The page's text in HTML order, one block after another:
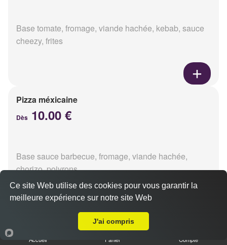
Base tomate, fromage, viande hachée, kebab, sauce
cheezy, frites
Pizza méxicaine
Dès 10.00 €
Base sauce barbecue, fromage, viande hachée,
chorizo, poivrons
Accueil Panier Compte
Ce site Web utilise des cookies pour vous garantir la
meilleure expérience sur notre site Web
J'ai compris